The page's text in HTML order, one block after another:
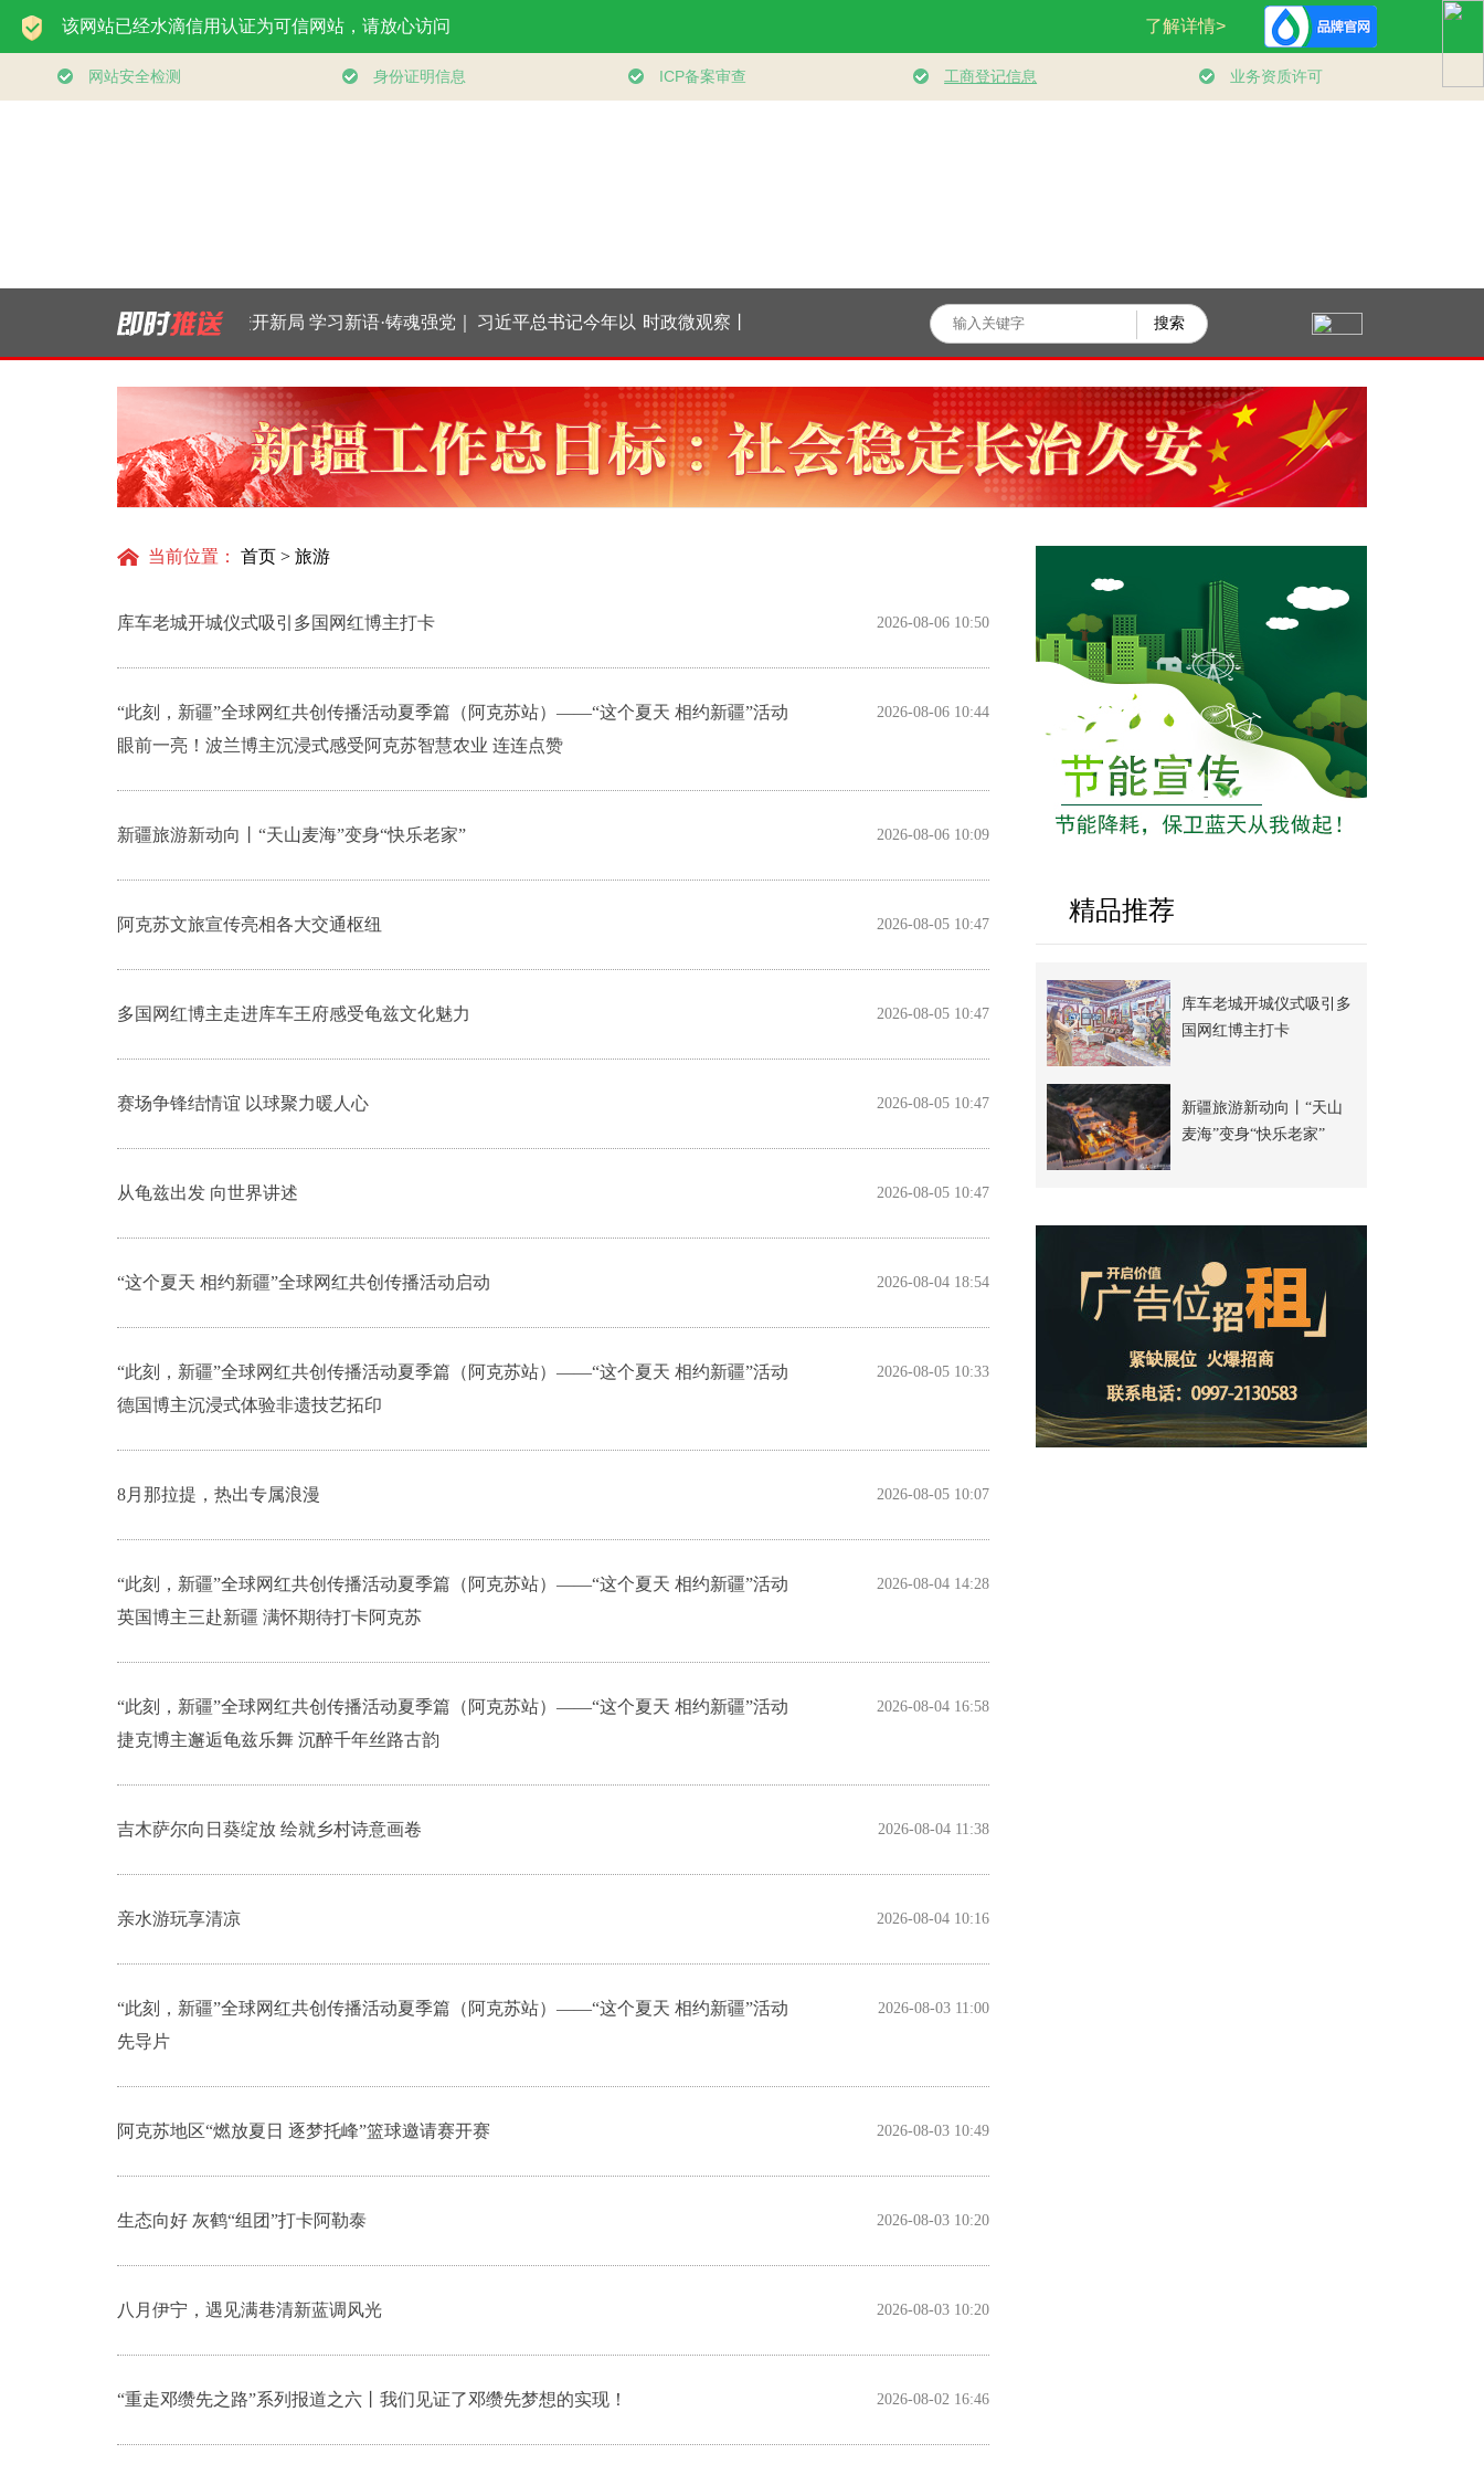
微视频｜奋进开新局
实干挑大梁
学习新语·铸魂强党｜
持之以恒推进全面从
严治党
习近平总书记今年以
来治国理政纪实丨砥
砺初心使命 把党建设
时政微观察丨向新向
优向好！中国经济展
现强大韧性和活力
习近平经济思想指引
中国经济高质量发展
行稳致远
学习新语｜坚持党的
全面领导和党中央集
中统一领导
视频丨《制胜》收
官！六集高燃名场面
一次看够
时政新闻眼丨“十五
五”开局之年，总书
记关心百姓身边这些
当前位置：
首页 > 旅游
库车老城开城仪式吸引多国网红博主打卡 2026-08-06 10:50
“此刻，新疆”全球网红共创传播活动夏季篇（阿克苏站）——“这个夏天 相约新疆”活动
眼前一亮！波兰博主沉浸式感受阿克苏智慧农业 连连点赞
2026-08-06 10:44
新疆旅游新动向丨“天山麦海”变身“快乐老家” 2026-08-06 10:09
阿克苏文旅宣传亮相各大交通枢纽 2026-08-05 10:47
多国网红博主走进库车王府感受龟兹文化魅力 2026-08-05 10:47
赛场争锋结情谊 以球聚力暖人心 2026-08-05 10:47
从龟兹出发 向世界讲述 2026-08-05 10:47
“这个夏天 相约新疆”全球网红共创传播活动启动 2026-08-04 18:54
“此刻，新疆”全球网红共创传播活动夏季篇（阿克苏站）——“这个夏天 相约新疆”活动
德国博主沉浸式体验非遗技艺拓印
2026-08-05 10:33
8月那拉提，热出专属浪漫 2026-08-05 10:07
“此刻，新疆”全球网红共创传播活动夏季篇（阿克苏站）——“这个夏天 相约新疆”活动
英国博主三赴新疆 满怀期待打卡阿克苏
2026-08-04 14:28
“此刻，新疆”全球网红共创传播活动夏季篇（阿克苏站）——“这个夏天 相约新疆”活动
捷克博主邂逅龟兹乐舞 沉醉千年丝路古韵
2026-08-04 16:58
吉木萨尔向日葵绽放 绘就乡村诗意画卷 2026-08-04 11:38
亲水游玩享清凉 2026-08-04 10:16
“此刻，新疆”全球网红共创传播活动夏季篇（阿克苏站）——“这个夏天 相约新疆”活动
先导片
2026-08-03 11:00
阿克苏地区“燃放夏日 逐梦托峰”篮球邀请赛开赛 2026-08-03 10:49
生态向好 灰鹤“组团”打卡阿勒泰 2026-08-03 10:20
八月伊宁，遇见满巷清新蓝调风光 2026-08-03 10:20
“重走邓缵先之路”系列报道之六丨我们见证了邓缵先梦想的实现！ 2026-08-02 16:46
精品推荐
库车老城开城仪式吸引多
国网红博主打卡
新疆旅游新动向丨“天山
麦海”变身“快乐老家”